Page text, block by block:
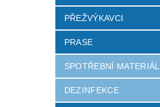
PŘEŽVÝKAVCI
PRASE
SPOTŘEBNÍ MATERIÁL
DEZINFEKCE